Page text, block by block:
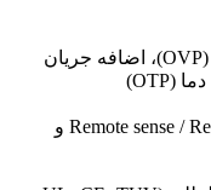
دارای حفاظت در برابر اضافه ولتاژ (OVP)، اضافه جریان
دارای امکانات کنترلی Remote sense / Remote On-Off و